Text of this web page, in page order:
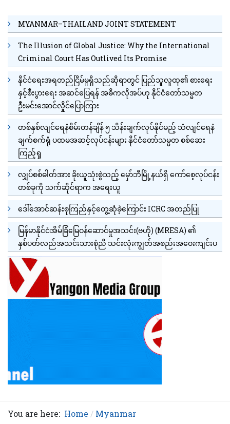
MYANMAR–THAILAND JOINT STATEMENT
The Illusion of Global Justice: Why the International
Criminal Court Has Outlived Its Promise
နိုင်ငံရေးအရတည်ငြိမ်မှုရှိသည်ဆိုရာတွင် ပြည်သူလူထု၏ စားရေး
နှင့်စီးပွားရေး အဆင်ပြေရန် အဓိကလိုအပ်ဟု နိုင်ငံတော်သမ္မတ
ဦးမင်းအောင်လှိုင်ပြောကြား
တစ်နှစ်လျင်ရေနံစိမ်းတန်ချိန် ၅ သိန်းချက်လုပ်နိုင်မည့် သံလျင်ရေနံ
ချက်စက်ရုံ ပထမအဆင့်လုပ်ငန်းများ နိုင်ငံတော်သမ္မတ စစ်ဆေး
ကြည့်ရှု
လျှပ်စစ်ဓါတ်အား ခိုးယူသုံးစွဲသည့် မှော်ဘီမြို့နယ်ရှိ ကော်စေ့လုပ်ငန်း
တစ်ခုကို သက်ဆိုင်ရာက အရေးယူ
ဒေါ်အောင်ဆန်းစုကြည်နှင့်တွေ့ဆုံခဲ့ကြောင်း ICRC အတည်ပြု
မြန်မာနိုင်ငံအိမ်ခြံမြေဝန်ဆောင်မှုအသင်း(ဗဟို) (MRESA) ၏
နှစ်ပတ်လည်အသင်းသားစုံညီ သင်းလုံးကျွတ်အစည်းအဝေးကျင်းပ
You are here: Home Myanmar